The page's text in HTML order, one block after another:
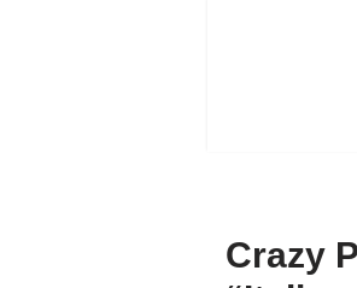
Crazy